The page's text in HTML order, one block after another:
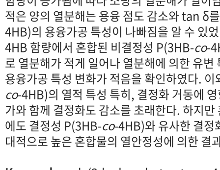
적은 양의 열분해는 용융 점도 감소와 tan δ
4HB)의 용융가공 특성이 나빠짐을 알 수 있
4HB 함량에서 혼합된 비결정성 P(3HB-co-
로 열분해가 적게 일어나 열분해에 의한 유
용융가공 특성 변화가 적음을 확인하였다.
co-4HB)의 열적 특성 특히, 결정화 거동에
가와 함께 결정화도 감소를 초래한다. 하지
에도 결정성 P(3HB-co-4HB)와 유사한 결정
대적으로 높은 혼합물의 열안정성에 의한 결